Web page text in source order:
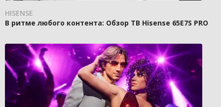
HISENSE
В ритме любого контента: Обзор ТВ Hisense 65E7S PRO